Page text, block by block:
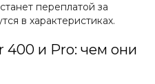
переплатой за
в характеристиках.
400 и Pro: чем они